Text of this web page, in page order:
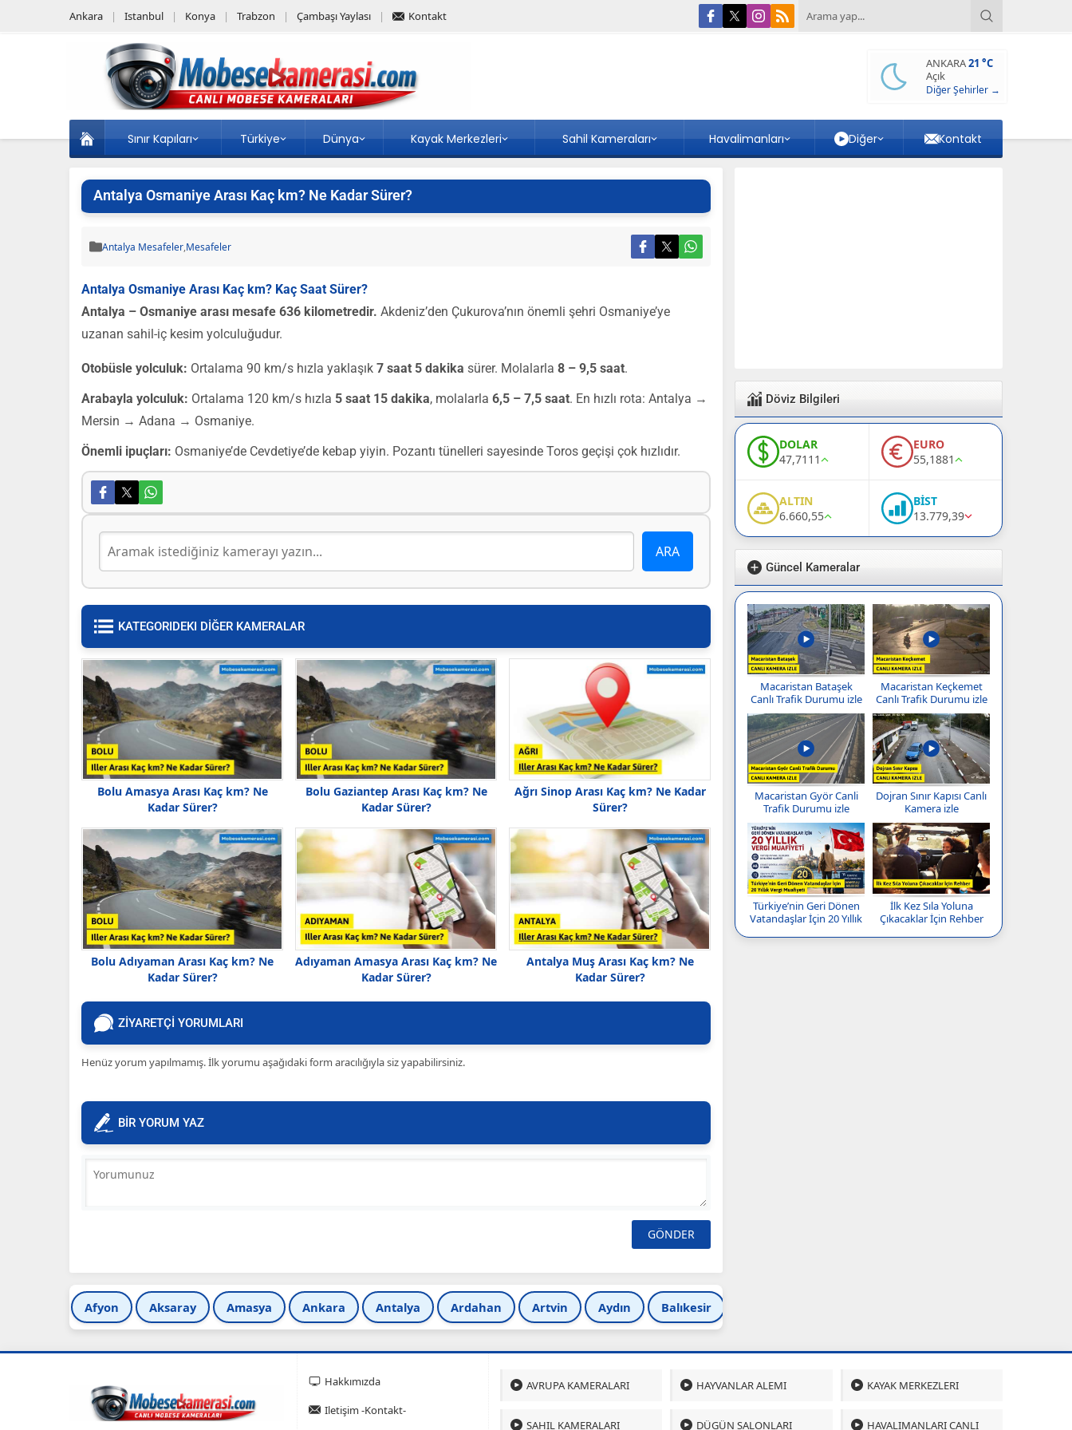
Ankara Istanbul Konya Trabzon Çambaşı Yaylası Kontakt
ANKARA21 °C
Açık
Diğer Şehirler →
Sınır Kapıları Türkiye Dünya Kayak Merkezleri Sahil Kameraları Havalimanları Diğer Kontakt
Antalya Osmaniye Arası Kaç km? Ne Kadar Sürer?
Antalya Mesafeler,Mesafeler
Antalya Osmaniye Arası Kaç km? Kaç Saat Sürer?
Antalya – Osmaniye arası mesafe 636 kilometredir. Akdeniz’den Çukurova’nın önemli şehri Osmaniye’ye
uzanan sahil-iç kesim yolculuğudur.
Otobüsle yolculuk: Ortalama 90 km/s hızla yaklaşık 7 saat 5 dakika sürer. Molalarla 8 – 9,5 saat.
Arabayla yolculuk: Ortalama 120 km/s hızla 5 saat 15 dakika, molalarla 6,5 – 7,5 saat. En hızlı rota: Antalya →
Mersin → Adana → Osmaniye.
Önemli ipuçları: Osmaniye’de Cevdetiye’de kebap yiyin. Pozantı tünelleri sayesinde Toros geçişi çok hızlıdır.
KATEGORIDEKI DİĞER KAMERALAR
Bolu Amasya Arası Kaç km? Ne
Kadar Sürer?
Bolu Gaziantep Arası Kaç km? Ne
Kadar Sürer?
Ağrı Sinop Arası Kaç km? Ne Kadar
Sürer?
Bolu Adıyaman Arası Kaç km? Ne
Kadar Sürer?
Adıyaman Amasya Arası Kaç km? Ne
Kadar Sürer?
Antalya Muş Arası Kaç km? Ne
Kadar Sürer?
ZİYARETÇİ YORUMLARI
Henüz yorum yapılmamış. İlk yorumu aşağıdaki form aracılığıyla siz yapabilirsiniz.
BİR YORUM YAZ
Afyon Aksaray Amasya Ankara Antalya Ardahan Artvin Aydın Balıkesir
Döviz Bilgileri
DOLAR
47,7111
EURO
55,1881
ALTIN
6.660,55
BİST
13.779,39
Güncel Kameralar
Macaristan Bataşek
Canlı Trafik Durumu izle
Macaristan Keçkemet
Canlı Trafik Durumu izle
Macaristan Györ Canli
Trafik Durumu izle
Dojran Sınır Kapısı Canlı
Kamera izle
Türkiye’nin Geri Dönen
Vatandaşlar İçin 20 Yıllık
İlk Kez Sıla Yoluna
Çıkacaklar İçin Rehber
Hakkımızda
Iletişim -Kontakt-
AVRUPA KAMERALARI HAYVANLAR ALEMI KAYAK MERKEZLERI
SAHIL KAMERALARI DÜGÜN SALONLARI HAVALIMANLARI CANLI